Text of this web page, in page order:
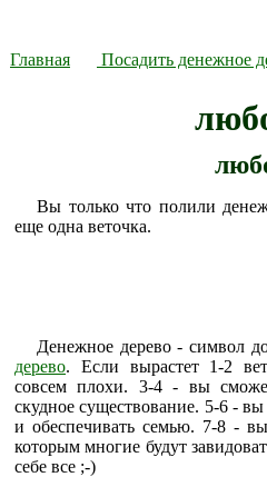
Главная Посадить денежное
Вы только что полили
еще одна веточка.
Денежное дерево - символ
дерево. Если вырастет 1-2
совсем плохи. 3-4 - вы
скудное существование. 5-6 -
и обеспечивать семью. 7-8 -
которым многие будут
себе все ;-)